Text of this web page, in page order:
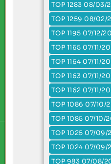
TOP 1283 08/03/
TOP 1259 08/02/
TOP 1195 07/12/
TOP 1165 07/11/
TOP 1164 07/11/
TOP 1163 07/11/
TOP 1162 07/11/
TOP 1086 07/10/
TOP 1085 07/10/
TOP 1025 07/
TOP 1024 07/09/
TOP 983 07/08/